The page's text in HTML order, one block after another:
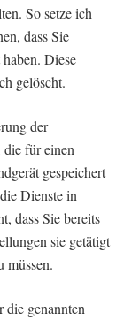
So setze ich
dass Sie
Diese
gelöscht.
der
für einen
gespeichert
Dienste in
dass Sie bereits
sie getätigt
müssen.
genannten